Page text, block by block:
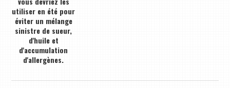
utiliser en été pour
éviter un mélange
sinistre de sueur,
d'huile et
d'accumulation
d'allergènes.